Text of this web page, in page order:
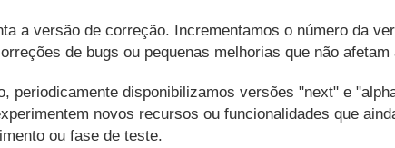
a versão de correção. Incrementamos o número da
de bugs ou pequenas melhorias que não afetam
periodicamente disponibilizamos versões "next" e
novos recursos ou funcionalidades que
ou fase de teste.